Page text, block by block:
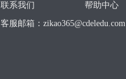
联系我们
帮助中心
客服邮箱： zikao365@cdeledu.com